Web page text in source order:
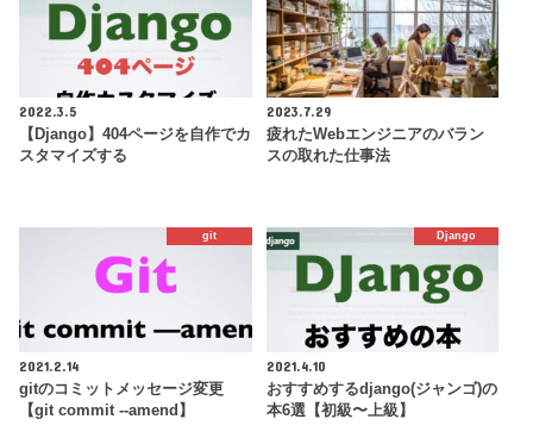
2022.3.5
【Django】404ページを自作でカ
スタマイズする
2023.7.29
疲れたWebエンジニアのバラン
スの取れた仕事法
git
2021.2.14
gitのコミットメッセージ変更
【git commit --amend】
Django
2021.4.10
おすすめするdjango(ジャンゴ)の
本6選【初級〜上級】